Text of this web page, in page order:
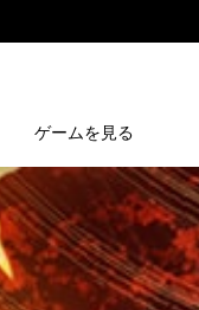
ゲームを見る